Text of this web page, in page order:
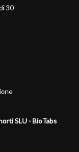
30
SLU - BioTabs